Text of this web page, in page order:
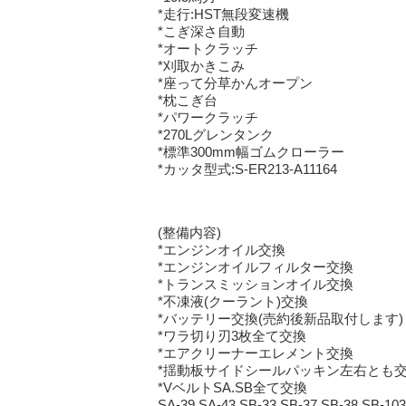
*走行:HST無段変速機
*こぎ深さ自動
*オートクラッチ
*刈取かきこみ
*座って分草かんオープン
*枕こぎ台
*パワークラッチ
*270Lグレンタンク
*標準300mm幅ゴムクローラー
*カッタ型式:S-ER213-A11164
(整備内容)
*エンジンオイル交換
*エンジンオイルフィルター交換
*トランスミッションオイル交換
*不凍液(クーラント)交換
*バッテリー交換(売約後新品取付します)
*ワラ切り刃3枚全て交換
*エアクリーナーエレメント交換
*揺動板サイドシールパッキン左右とも
*VベルトSA.SB全て交換